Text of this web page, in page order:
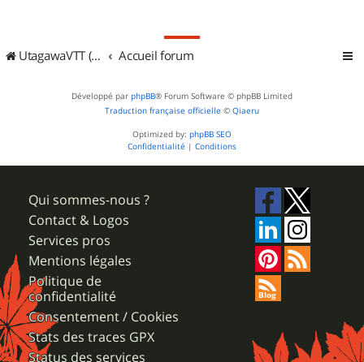
UtagawaVTT (Randos VTT et VTTAE avec traces GPS) Accueil forum
Développé par phpBB® Forum Software © phpBB Limited
Traduction française officielle © Qiaeru
Optimized by: phpBB SEO
Confidentialité | Conditions
Qui sommes-nous ?
Contact & Logos
Services pros
Mentions légales
Politique de
confidentialité
Consentement / Cookies
Stats des traces GPX
Status des services